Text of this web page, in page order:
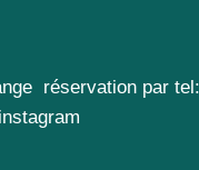
réservation par